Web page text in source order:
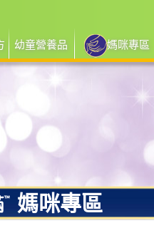
幼童營養品 媽咪專區
媽咪專區